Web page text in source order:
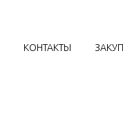
КОНТАКТЫ